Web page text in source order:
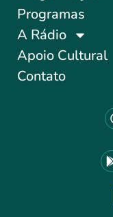
Programas
A Rádio
Apoio Cultural
Contato